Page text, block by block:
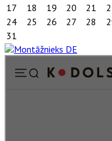
17
18 19 20 21
24
25 26 27 28
31